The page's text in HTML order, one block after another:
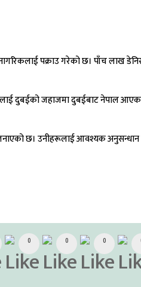
नागरिकलाई पक्राउ गरेको छ। पाँच लाख
दुबईको जहाजमा दुबईबाट नेपाल
छ। उनीहरूलाई आवश्यक अनुसन्धान
0 0 0